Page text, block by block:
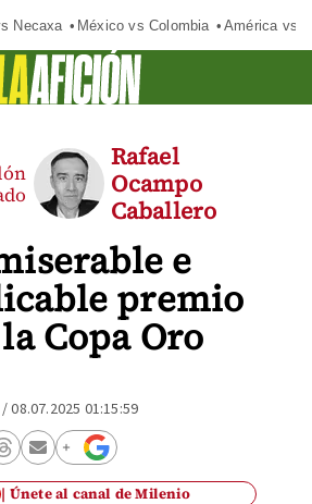
Necaxa México vs Colombia América vs
e
premio
Copa Oro
Rafael
Ocampo
Caballero
/08.07.2025 01:15:59
Únete al canal de Milenio